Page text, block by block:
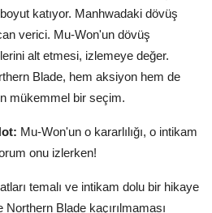
katıyor. Manhwadaki dövüş
verici. Mu-Won'un dövüş
alt etmesi, izlemeye değer.
Blade, hem aksiyon hem de
mükemmel bir seçim.
Mu-Won'un o kararlılığı, o intikam
onu izlerken!
temalı ve intikam dolu bir hikaye
Blade kaçırılmaması